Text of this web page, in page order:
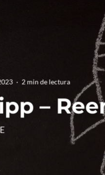
· 2 min de lectura
–